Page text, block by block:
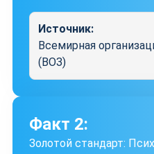
Источник:
Всемирная
(ВОЗ)
Факт 2:
Золотой стандарт: